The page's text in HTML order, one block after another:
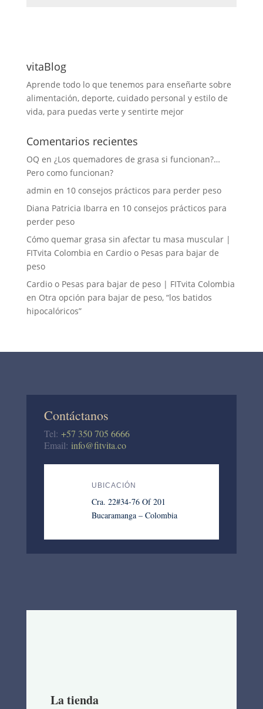
vitaBlog
Aprende todo lo que tenemos para enseñarte sobre
alimentación, deporte, cuidado personal y estilo de
vida, para puedas verte y sentirte mejor
Comentarios recientes
OQ en ¿Los quemadores de grasa si funcionan?…
Pero como funcionan?
admin en 10 consejos prácticos para perder peso
Diana Patricia Ibarra en 10 consejos prácticos para
perder peso
Cómo quemar grasa sin afectar tu masa muscular |
FITvita Colombia en Cardio o Pesas para bajar de
peso
Cardio o Pesas para bajar de peso | FITvita Colombia
en Otra opción para bajar de peso, “los batidos
hipocalóricos”
Contáctanos
Tel: +57 350 705 6666
Email: info@fitvita.co
UBICACIÓN
Cra. 22#34-76 Of 201
Bucaramanga – Colombia
La tienda